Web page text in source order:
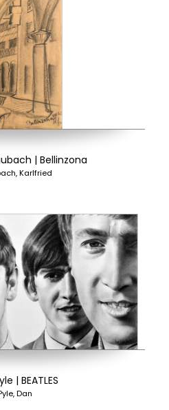
| Bellinzona
Karlfried
| BEATLES
Dan